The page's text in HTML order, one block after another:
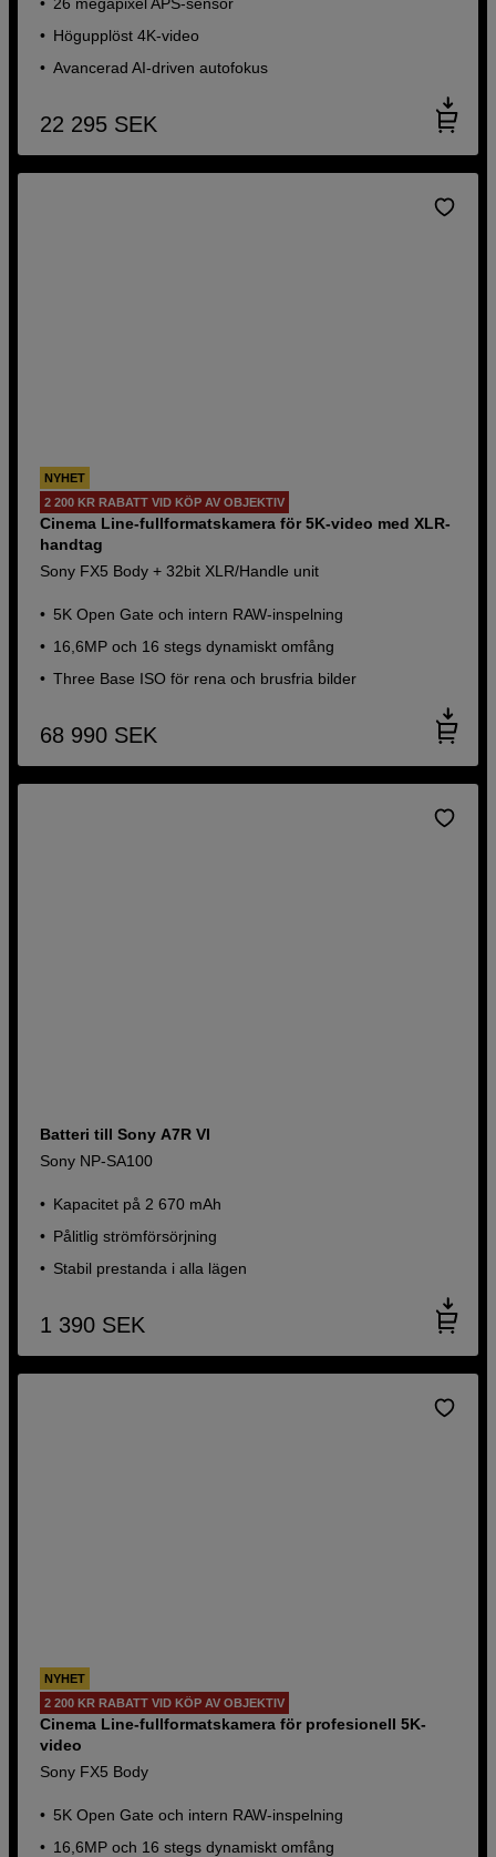
Högupplöst 4K-video
Avancerad AI-driven autofokus
22 295 SEK
NYHET
2 200 KR RABATT VID KÖP AV OBJEKTIV
Cinema Line-fullformatskamera för 5K-video med XLR-
handtag
Sony FX5 Body + 32bit XLR/Handle unit
5K Open Gate och intern RAW-inspelning
16,6MP och 16 stegs dynamiskt omfång
Three Base ISO för rena och brusfria bilder
68 990 SEK
Batteri till Sony A7R VI
Sony NP-SA100
Kapacitet på 2 670 mAh
Pålitlig strömförsörjning
Stabil prestanda i alla lägen
1 390 SEK
NYHET
2 200 KR RABATT VID KÖP AV OBJEKTIV
Cinema Line-fullformatskamera för profesionell 5K-
video
Sony FX5 Body
5K Open Gate och intern RAW-inspelning
16,6MP och 16 stegs dynamiskt omfång